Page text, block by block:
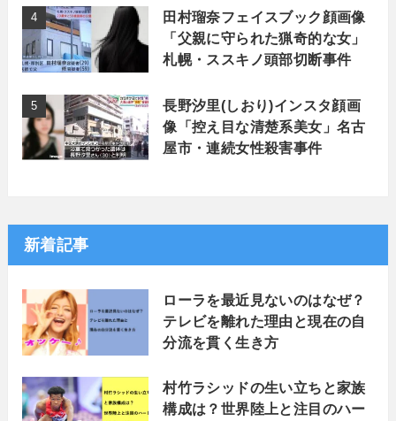
田村瑠奈フェイスブック顔画像
「父親に守られた猟奇的な女」
札幌・ススキノ頭部切断事件
長野汐里(しおり)インスタ顔画
像「控え目な清楚系美女」名古
屋市・連続女性殺害事件
新着記事
ローラを最近見ないのはなぜ？
テレビを離れた理由と現在の自
分流を貫く生き方
村竹ラシッドの生い立ちと家族
構成は？世界陸上と注目のハー